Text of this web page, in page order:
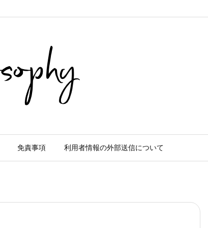
免責事項 利用者情報の外部送信について